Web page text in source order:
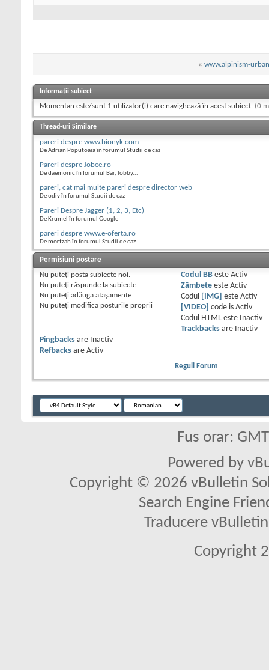
« www.alpinism-
Informații subiect
Momentan este/sunt 1 utilizator(i) care navighează în acest subiect. (0
Thread-uri Similare
pareri despre www.bionyk.com
De Adrian Poputoaia în forumul Studii de caz
Pareri despre Jobee.ro
De daemonic în forumul Bar, lobby...
pareri, cat mai multe pareri despre director web
De odiv în forumul Studii de caz
Pareri Despre Jagger (1, 2, 3, Etc)
De Krumel în forumul Google
pareri despre www.e-oferta.ro
De meetzah în forumul Studii de caz
Permisiuni postare
Nu puteţi posta subiecte noi.
Nu puteţi răspunde la subiecte
Nu puteţi adăuga ataşamente
Nu puteţi modifica posturile proprii
Codul BBeste Activ
Zâmbeteeste Activ
Codul
[IMG] este Activ
[VIDEO]
code is Activ
Codul HTML este
Inactiv
Trackbacksare
Inactiv
Pingbacks are
Inactiv
Refbacks are Activ
Reguli Forum
Fus orar:
Powered by
Copyright © 2026 vBulletin
Search Engine
Traducere
Copyright